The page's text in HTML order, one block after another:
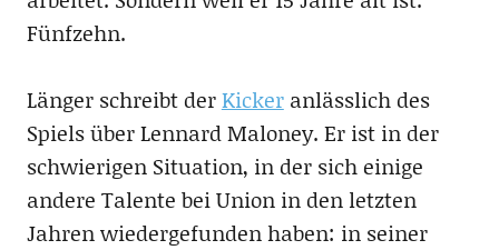
Fünfzehn.
Länger schreibt derKickeranlässlich des
Spiels über Lennard Maloney. Er ist in der
schwierigen Situation, in der sich einige
andere Talente bei Union in den letzten
Jahren wiedergefunden haben: in seiner